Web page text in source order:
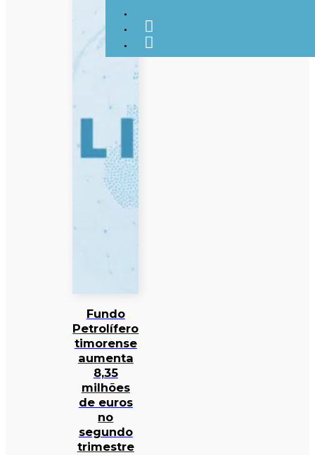
Fundo
Petrolífero
timorense
aumenta
8,35
milhões
de euros
no
segundo
trimestre